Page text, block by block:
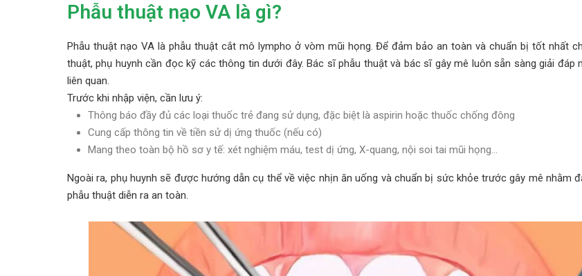
Phẫu thuật nạo VA là gì?
Phẫu thuật nạo VA là phẫu thuật cắt mô lympho ở vòm mũi họng. Để đảm bảo an toàn và chuẩn bị tốt nhất
thuật, phụ huynh cần đọc kỹ các thông tin dưới đây. Bác sĩ phẫu thuật và bác sĩ gây mê luôn sẵn sàng giải đáp
liên quan.
Trước khi nhập viện, cần lưu ý:
Thông báo đầy đủ các loại thuốc trẻ đang sử dụng, đặc biệt là aspirin hoặc thuốc chống đông
Cung cấp thông tin về tiền sử dị ứng thuốc (nếu có)
Mang theo toàn bộ hồ sơ y tế: xét nghiệm máu, test dị ứng, X-quang, nội soi tai mũi họng…
Ngoài ra, phụ huynh sẽ được hướng dẫn cụ thể về việc nhịn ăn uống và chuẩn bị sức khỏe trước gây mê nhằm
phẫu thuật diễn ra an toàn.